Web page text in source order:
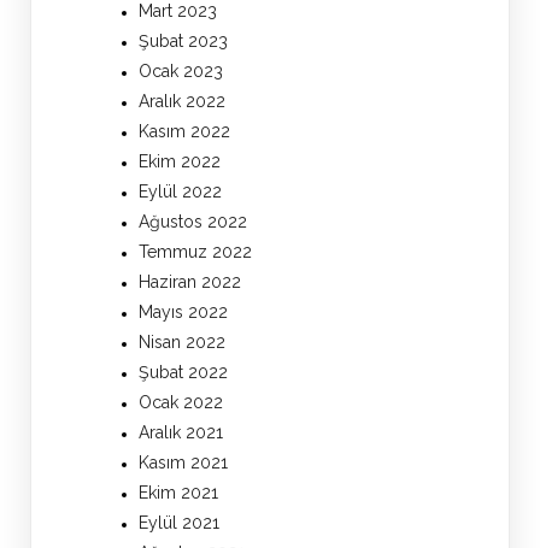
Mart 2023
Şubat 2023
Ocak 2023
Aralık 2022
Kasım 2022
Ekim 2022
Eylül 2022
Ağustos 2022
Temmuz 2022
Haziran 2022
Mayıs 2022
Nisan 2022
Şubat 2022
Ocak 2022
Aralık 2021
Kasım 2021
Ekim 2021
Eylül 2021